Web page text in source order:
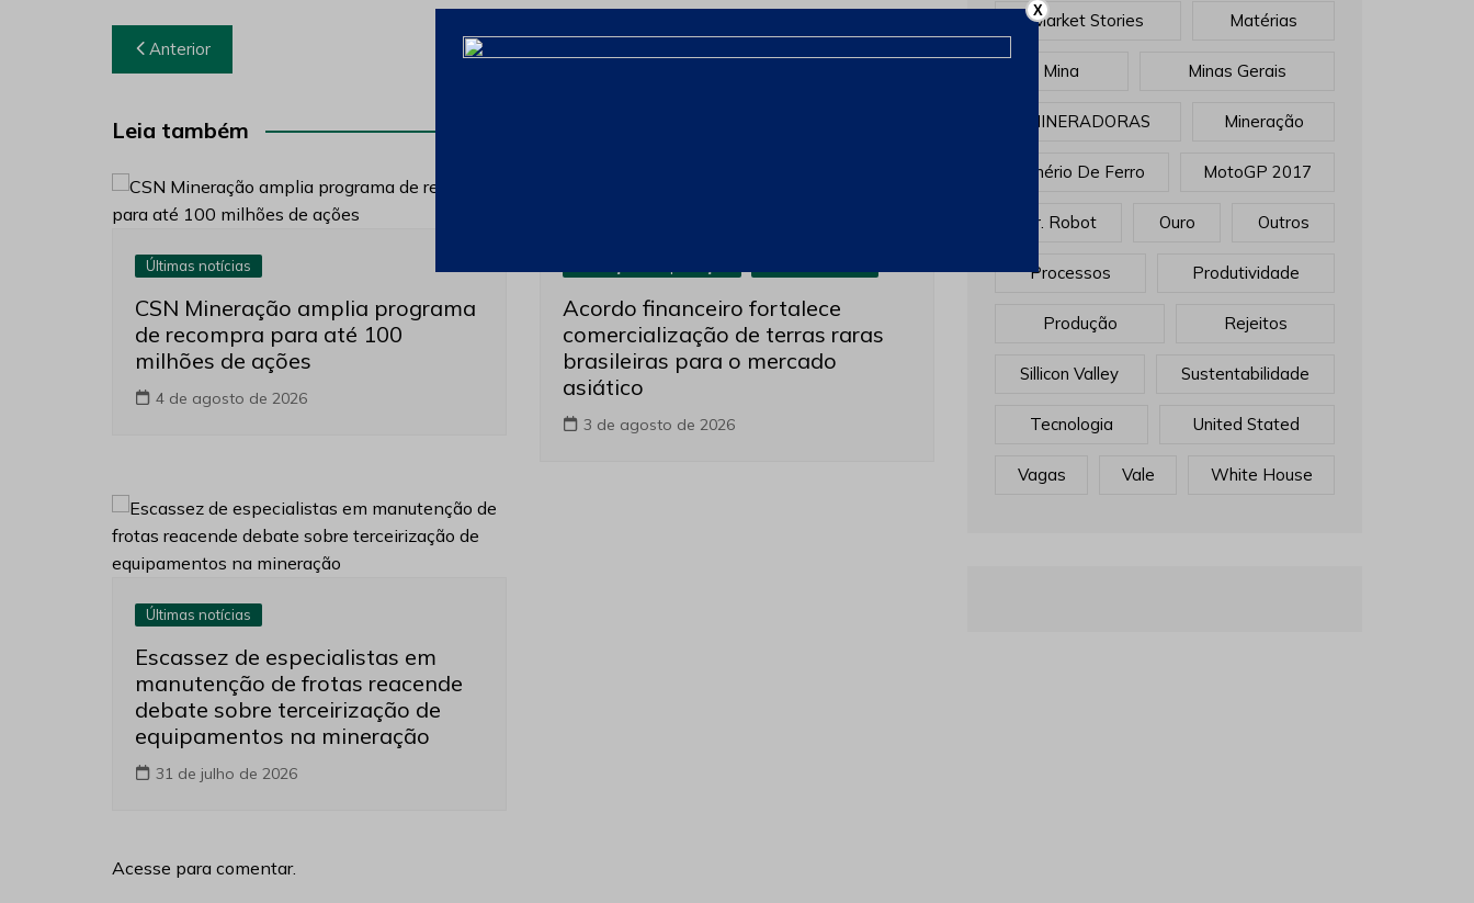
Navegação
de
Post
Anterior
Leia também
Últimas notícias
CSN Mineração amplia programa
de recompra para até 100
milhões de ações
4 de agosto de 2026
Acordo financeiro fortalece
comercialização de terras raras
brasileiras para o mercado
asiático
3 de agosto de 2026
Últimas notícias
Escassez de especialistas em
manutenção de frotas reacende
debate sobre terceirização de
equipamentos na mineração
31 de julho de 2026
Acesse para comentar.
Market Stories Matérias
Mina Minas Gerais
MINERADORAS Mineração
Minério De Ferro MotoGP 2017
Mr. Robot Ouro Outros
Processos Produtividade
Produção Rejeitos
Sillicon Valley Sustentabilidade
Tecnologia United Stated
Vagas Vale White House
X